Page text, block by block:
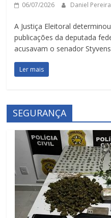
06/07/2026 Daniel Pereira
A Justiça Eleitoral
publicações da deputada
acusavam o senador
Ler mais
SEGURANÇA